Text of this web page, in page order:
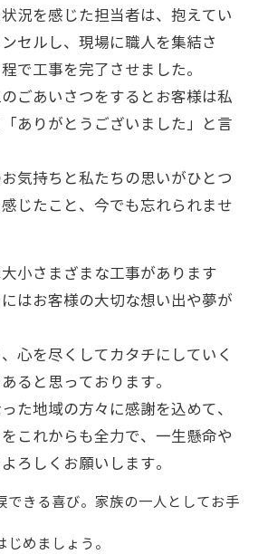
況を感じた担当者は、抱えてい
セルし、現場に職人を集結さ
で工事を完了させました。
ごあいさつをするとお客様は私
ありがとうございました」と言
気持ちと私たちの思いがひとつ
じたこと、今でも忘れられませ
小さまざまな工事があります
はお客様の大切な想い出や夢が
心を尽くしてカタチにしていく
ると思っております。
た地域の方々に感謝を込めて、
これからも全力で、一生懸命や
ろしくお願いします。
できる喜び。家族の一人としてお手
めましょう。